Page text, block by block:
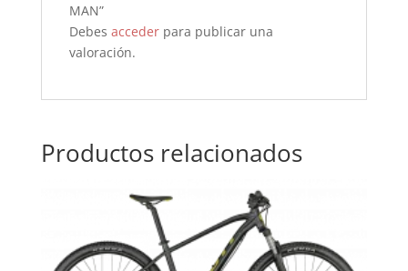
MAN”
Debes accederpara publicar una
valoración.
Productos relacionados